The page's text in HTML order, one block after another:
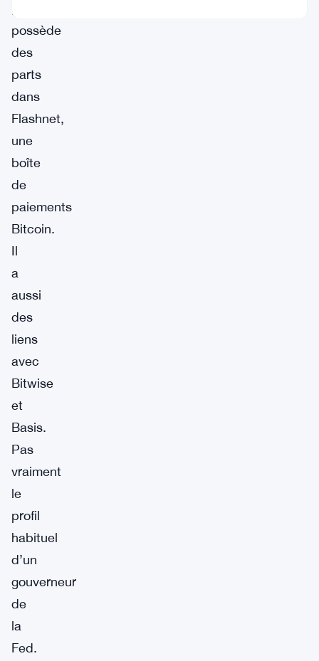
possède
des
parts
dans
Flashnet,
une
boîte
de
paiements
Bitcoin.
Il
a
aussi
des
liens
avec
Bitwise
et
Basis.
Pas
vraiment
le
profil
habituel
d’un
gouverneur
de
la
Fed.